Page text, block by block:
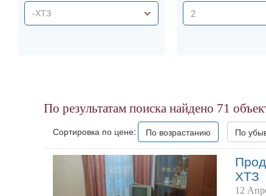
-ХТЗ
По результатам поиска найдено 71
Сортировка по цене: По возрастанию По
ХТЗ
12